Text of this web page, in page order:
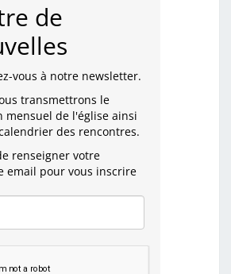
de
vous à notre newsletter.
transmettrons le
mensuel de l'église ainsi
des rencontres.
renseigner votre
email pour vous inscrire